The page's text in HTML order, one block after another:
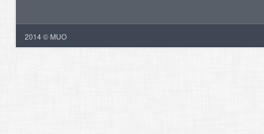
2014 © MUO